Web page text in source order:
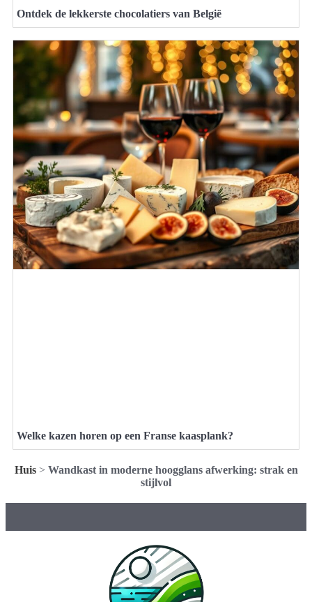
Ontdek de lekkerste chocolatiers van België
Welke kazen horen op een Franse kaasplank?
Huis> Wandkast in moderne hoogglans afwerking: strak en
stijlvol